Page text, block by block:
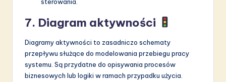
7. Diagram aktywności
Diagramy aktywności to zasadniczo schematy
przepływu służące do modelowania przebiegu pracy
systemu. Są przydatne do opisywania procesów
biznesowych lub logiki w ramach przypadku użycia.